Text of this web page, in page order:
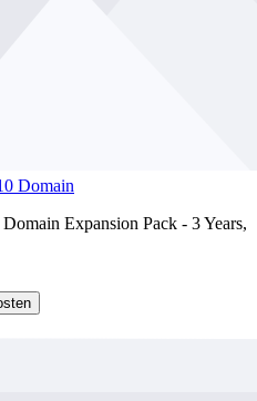
Domain
Expansion Pack - 3 Years,